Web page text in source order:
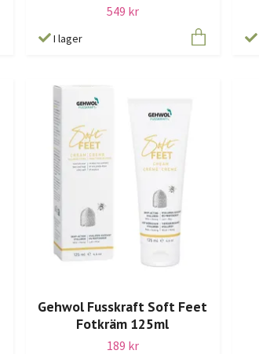
549 kr
I lager
Gehwol Fusskraft Soft Feet
Fotkräm 125ml
189 kr